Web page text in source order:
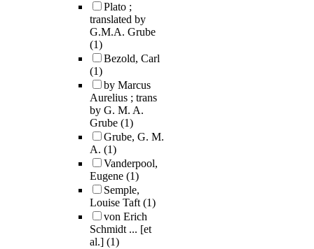
Plato ;
translated by
G.M.A. Grube
(1)
Bezold, Carl
(1)
by Marcus
Aurelius ; trans
by G. M. A.
Grube (1)
Grube, G. M.
A. (1)
Vanderpool,
Eugene (1)
Semple,
Louise Taft(1)
von Erich
Schmidt ... [et
al.] (1)